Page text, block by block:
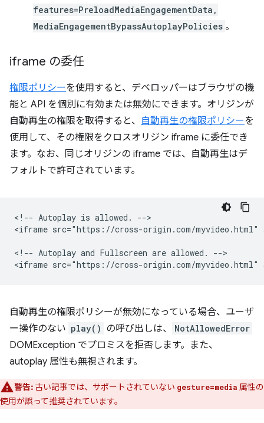
features=PreloadMediaEngagementData,
MediaEngagementBypassAutoplayPolicies 。
iframe の委任
権限ポリシーを使用すると、デベロッパーはブラウザの機
能と API を個別に有効または無効にできます。オリジンが
自動再生の権限を取得すると、 自動再生の権限ポリシーを
使用して、その権限をクロスオリジン iframe に委任でき
ます。なお、同じオリジンの iframe では、自動再生はデ
フォルトで許可されています。
<!-- Autoplay is allowed. -->
<iframe src="https://cross-origin.com/myvideo.html"
<!-- Autoplay and Fullscreen are allowed. -->
自動再生の権限ポリシーが無効になっている場合、ユーザ
ー操作のない play() の呼び出しは、 NotAllowedError
DOMException でプロミスを拒否します。また、
autoplay 属性も無視されます。
警告: 古い記事では、サポートされていない gesture=media 属性の
使用が誤って推奨されています。